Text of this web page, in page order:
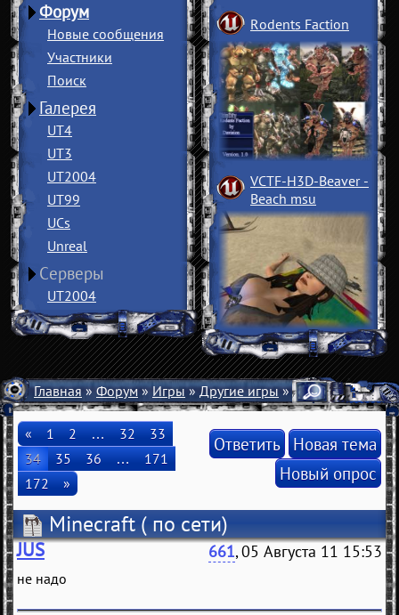
Форум
Новые сообщения
Участники
Поиск
Галерея
UT4
UT3
UT2004
UT99
UCs
Unreal
Серверы
UT2004
Rodents Faction
VCTF-H3D-Beaver ­
Beach msu
Главная»Форум»Игры»Другие игры» Minecraft
« 1 2 … 32
33
34
35 36 …
171
172
»
Ответить Новая тема
Новый опрос
Minecraft ( по сети)
JUS 661, 05 Августа 11 15:53
не надо